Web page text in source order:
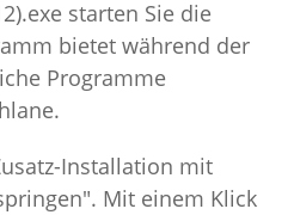
starten Sie die
bietet während der
Programme
Installation mit
Mit einem Klick